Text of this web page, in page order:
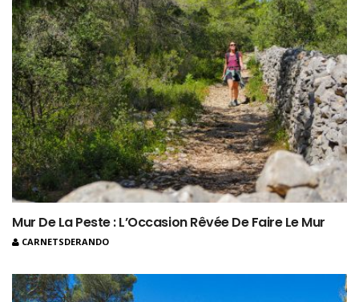
Mur De La Peste : L’Occasion Rêvée De Faire Le Mur
CARNETSDERANDO